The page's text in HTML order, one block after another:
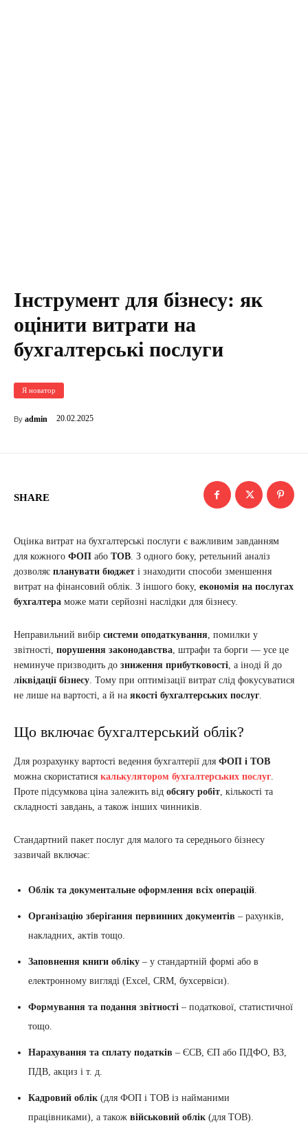
Інструмент для бізнесу: як
оцінити витрати на
бухгалтерські послуги
Я новатор
By admin 20.02.2025
SHARE
Оцінка витрат на бухгалтерські послуги є важливим завданням
для кожного ФОП або ТОВ. З одного боку, ретельний аналіз
дозволяє планувати бюджет і знаходити способи зменшення
витрат на фінансовий облік. З іншого боку, економія на послугах
бухгалтера може мати серйозні наслідки для бізнесу.
Неправильний вибір системи оподаткування, помилки у
звітності, порушення законодавства, штрафи та борги — усе це
неминуче призводить до зниження прибутковості, а іноді й до
ліквідації бізнесу. Тому при оптимізації витрат слід фокусуватися
не лише на вартості, а й на якості бухгалтерських послуг.
Що включає бухгалтерський облік?
Для розрахунку вартості ведення бухгалтерії для ФОП і ТОВ
можна скористатися калькулятором бухгалтерських послуг.
Проте підсумкова ціна залежить від обсягу робіт, кількості та
складності завдань, а також інших чинників.
Стандартний пакет послуг для малого та середнього бізнесу
зазвичай включає:
Облік та документальне оформлення всіх операцій.
Організацію зберігання первинних документів – рахунків,
накладних, актів тощо.
Заповнення книги обліку – у стандартній формі або в
електронному вигляді (Excel, CRM, бухсервіси).
Формування та подання звітності – податкової, статистичної
тощо.
Нарахування та сплату податків – ЄСВ, ЄП або ПДФО, ВЗ,
ПДВ, акциз і т. д.
Кадровий облік (для ФОП і ТОВ із найманими
працівниками), а також військовий облік (для ТОВ).